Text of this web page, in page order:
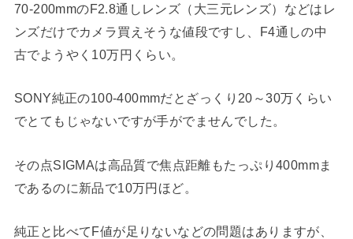
70-200mmのF2.8通しレンズ（大三元レンズ）などはレ
ンズだけでカメラ買えそうな値段ですし、F4通しの中
古でようやく10万円くらい。
SONY純正の100-400mmだとざっくり20～30万くらい
でとてもじゃないですが手がでませんでした。
その点SIGMAは高品質で焦点距離もたっぷり400mmま
であるのに新品で10万円ほど。
純正と比べてF値が足りないなどの問題はありますが、